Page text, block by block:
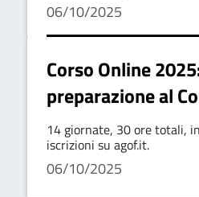
06/10/2025
Corso Online
preparazione al
Ausiliare al
14 giornate, 30 ore totali,
iscrizioni su agof.it.
06/10/2025